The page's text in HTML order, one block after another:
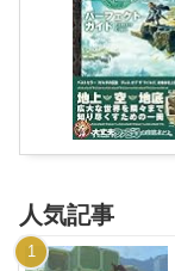
人気記事